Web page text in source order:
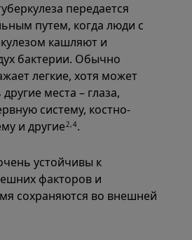
передается
путем, когда люди с
кашляют и
бактерии. Обычно
легкие, хотя может
места – глаза,
систему, костно-
и другие2,4.
устойчивы к
факторов и
сохраняются во внешней